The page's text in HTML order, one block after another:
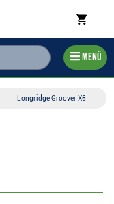
Menü
Longridge Groover X6